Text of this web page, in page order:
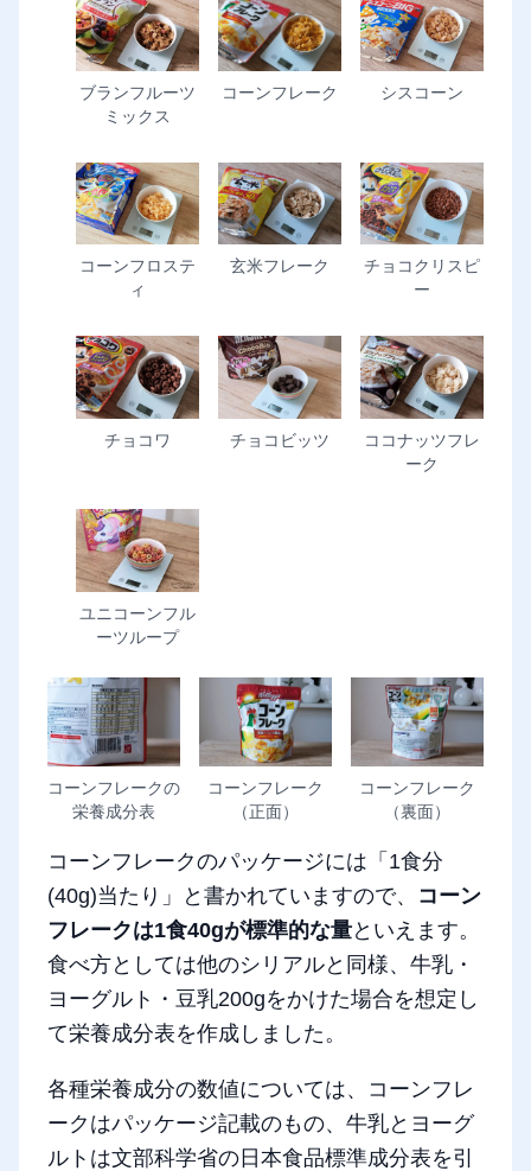
ブランフルーツ
ミックス
コーンフレーク シスコーン
コーンフロステ
ィ
玄米フレーク
チョコクリスピ
ー
チョコワ チョコビッツ
ココナッツフレ
ーク
ユニコーンフル
ーツループ
コーンフレークの
栄養成分表
コーンフレーク
（正面）
コーンフレーク
（裏面）
コーンフレークのパッケージには「1食分
(40g)当たり」と書かれていますので、 コーン
フレークは1食40gが標準的な量といえます。
食べ方としては他のシリアルと同様、牛乳・
ヨーグルト・豆乳200gをかけた場合を想定し
て栄養成分表を作成しました。
各種栄養成分の数値については、コーンフレ
ークはパッケージ記載のもの、牛乳とヨーグ
ルトは文部科学省の日本食品標準成分表を引